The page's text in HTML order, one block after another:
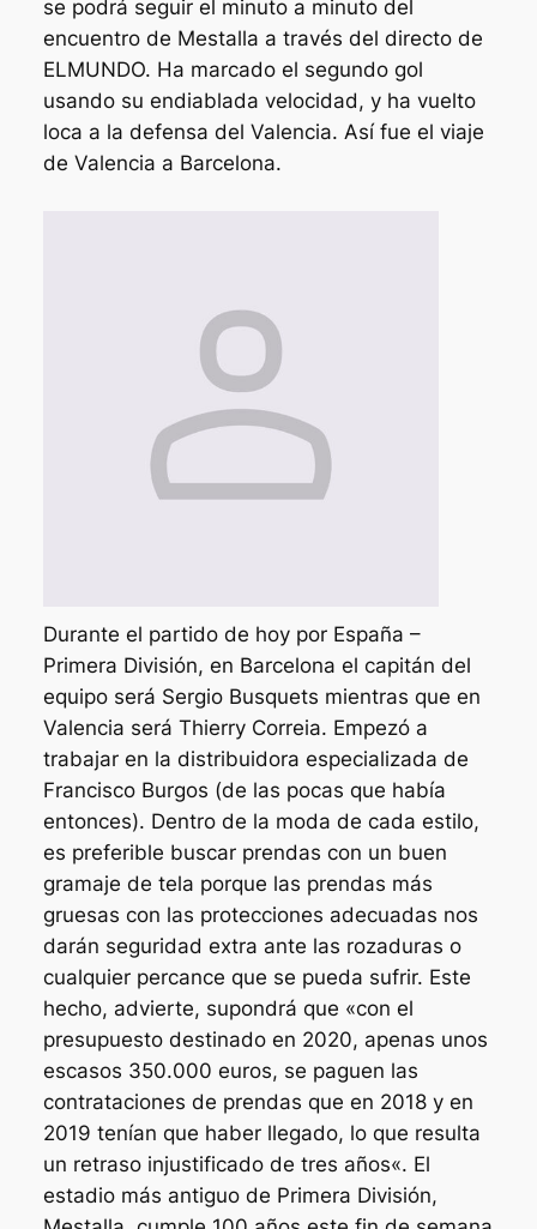
se podrá seguir el minuto a minuto del
encuentro de Mestalla a través del directo de
ELMUNDO. Ha marcado el segundo gol
usando su endiablada velocidad, y ha vuelto
loca a la defensa del Valencia. Así fue el viaje
de Valencia a Barcelona.
Durante el partido de hoy por España –
Primera División, en Barcelona el capitán del
equipo será Sergio Busquets mientras que en
Valencia será Thierry Correia. Empezó a
trabajar en la distribuidora especializada de
Francisco Burgos (de las pocas que había
entonces). Dentro de la moda de cada estilo,
es preferible buscar prendas con un buen
gramaje de tela porque las prendas más
gruesas con las protecciones adecuadas nos
darán seguridad extra ante las rozaduras o
cualquier percance que se pueda sufrir. Este
hecho, advierte, supondrá que «con el
presupuesto destinado en 2020, apenas unos
escasos 350.000 euros, se paguen las
contrataciones de prendas que en 2018 y en
2019 tenían que haber llegado, lo que resulta
un retraso injustificado de tres años«. El
estadio más antiguo de Primera División,